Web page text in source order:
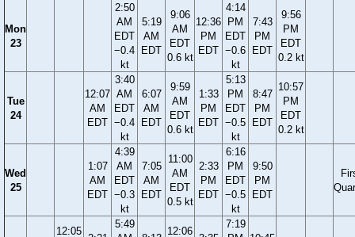
Mon
23
2:50
AM
EDT
−0.4
kt
5:19
AM
EDT
9:06
AM
EDT
0.6 kt
12:36
PM
EDT
4:14
PM
EDT
−0.6
kt
7:43
PM
EDT
9:56
PM
EDT
0.2 kt
Tue
24
12:07
AM
EDT
3:40
AM
EDT
−0.4
kt
6:07
AM
EDT
9:59
AM
EDT
0.6 kt
1:33
PM
EDT
5:13
PM
EDT
−0.5
kt
8:47
PM
EDT
10:57
PM
EDT
0.2 kt
Wed
25
1:07
AM
EDT
4:39
AM
EDT
−0.3
kt
7:05
AM
EDT
11:00
AM
EDT
0.5 kt
2:33
PM
EDT
6:16
PM
EDT
−0.5
kt
9:50
PM
EDT
12:05
5:49
12:06
7:19